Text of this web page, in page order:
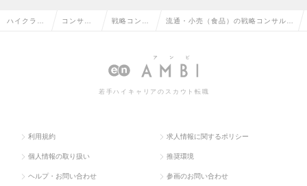
ハイクラス コンサル 戦略コンサ 流通・小売（食品）の戦略コンサルタ
若手ハイキャリアのスカウト転職
利用規約 求人情報に関するポリシー
個人情報の取り扱い 推奨環境
ヘルプ・お問い合わせ 参画のお問い合わせ